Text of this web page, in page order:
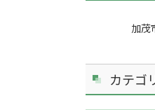
加茂
カテゴ